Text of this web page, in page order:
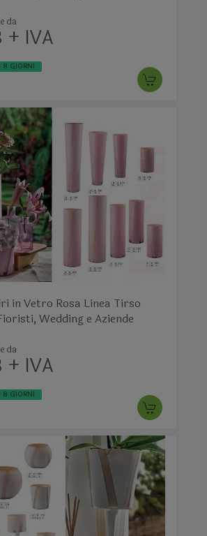
da
+ IVA
8 GIORNI
in Vetro Rosa Linea Tirso
Wedding e Aziende
da
+ IVA
8 GIORNI